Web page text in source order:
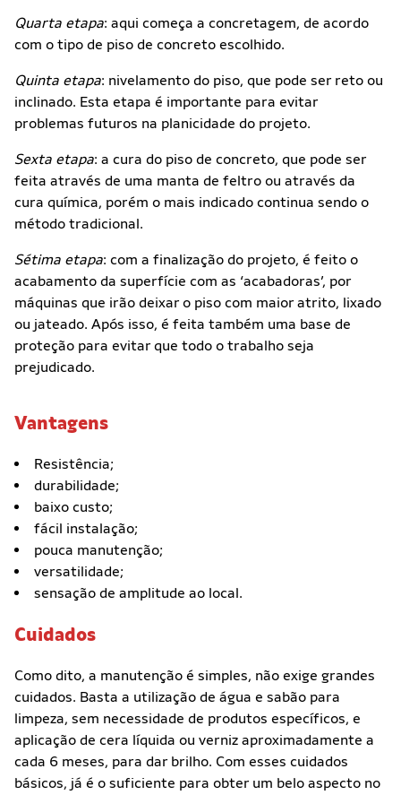
Quarta etapa: aqui começa a concretagem, de acordo
com o tipo de piso de concreto escolhido.
Quinta etapa: nivelamento do piso, que pode ser reto ou
inclinado. Esta etapa é importante para evitar
problemas futuros na planicidade do projeto.
Sexta etapa: a cura do piso de concreto, que pode ser
feita através de uma manta de feltro ou através da
cura química, porém o mais indicado continua sendo o
método tradicional.
Sétima etapa: com a finalização do projeto, é feito o
acabamento da superfície com as ‘acabadoras’, por
máquinas que irão deixar o piso com maior atrito, lixado
ou jateado. Após isso, é feita também uma base de
proteção para evitar que todo o trabalho seja
prejudicado.
Vantagens
Resistência;
durabilidade;
baixo custo;
fácil instalação;
pouca manutenção;
versatilidade;
sensação de amplitude ao local.
Cuidados
Como dito, a manutenção é simples, não exige grandes
cuidados. Basta a utilização de água e sabão para
limpeza, sem necessidade de produtos específicos, e
aplicação de cera líquida ou verniz aproximadamente a
cada 6 meses, para dar brilho. Com esses cuidados
básicos, já é o suficiente para obter um belo aspecto no